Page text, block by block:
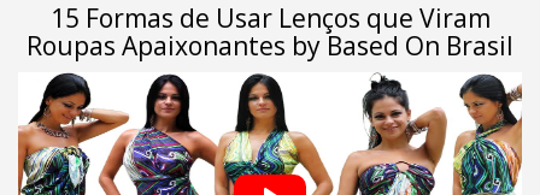
15 Formas de Usar Lenços que Viram
Roupas Apaixonantes by Based On Brasil